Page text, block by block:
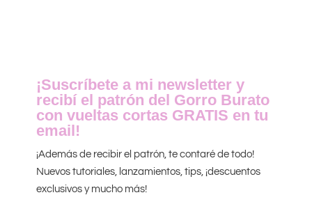
¡Suscríbete a mi newsletter y
recibí el patrón del Gorro Burato
con vueltas cortas GRATIS en tu
email!
¡Además de recibir el patrón, te contaré de todo!
Nuevos tutoriales, lanzamientos, tips, ¡descuentos
exclusivos y mucho más!